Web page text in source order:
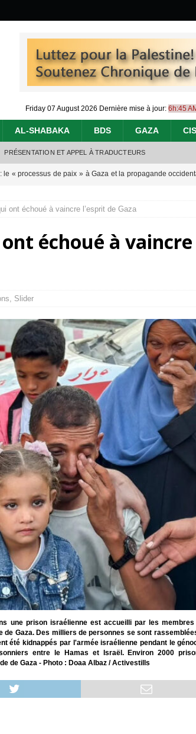
Friday 07 August 2026 Dernière mise à jour: 6h:45
AL-SHABAKA BDS GAZA
PRÉSENTATION ET APPEL À TRADUCTEURS
le « processus de paix » à Gaza et la propagande
: l’histoire de Gaza au-delà des chiffres
les preuves du génocide à Gaza[ 4 août 2026 ]
un « accord de paix » à Gaza, les Israéliens multiplie
bombardent des entrepôts de médicaments, aggravant
ont échoué à vaincre l’esprit de Gaza
échoué à vaincre
, Slider
une prison israélienne est accueilli par les
Gaza. Des milliers de personnes se sont
été kidnappés par l'armée israélienne pendant le
entre le Hamas et Israël. Environ 2000
de Gaza - Photo : Doaa Albaz / Activestills